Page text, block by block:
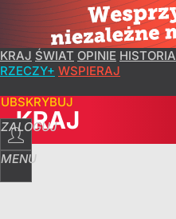
KRAJ ŚWIAT OPINIE HISTORIA
RZECZY+ WSPIERAJ
ZALOGUJ
MENU
KRAJ